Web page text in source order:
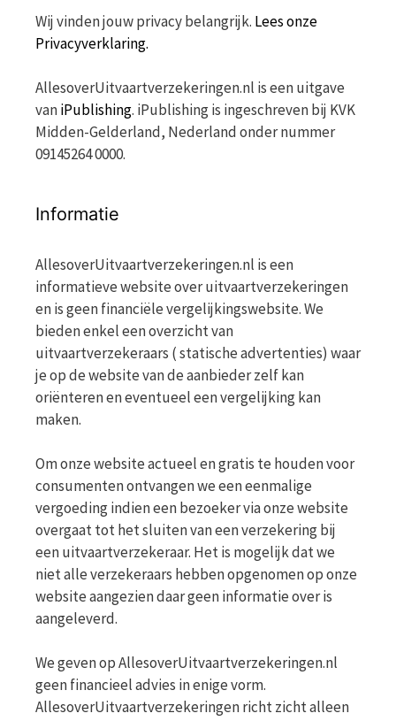
Wij vinden jouw privacy belangrijk. Lees onze
Privacyverklaring.
AllesoverUitvaartverzekeringen.nl is een uitgave
vaniPublishing. iPublishing is ingeschreven bij KVK
Midden-Gelderland, Nederland onder nummer
09145264 0000.
Informatie
AllesoverUitvaartverzekeringen.nl is een
informatieve website over uitvaartverzekeringen
en is geen financiële vergelijkingswebsite. We
bieden enkel een overzicht van
uitvaartverzekeraars ( statische advertenties) waar
je op de website van de aanbieder zelf kan
oriënteren en eventueel een vergelijking kan
maken.
Om onze website actueel en gratis te houden voor
consumenten ontvangen we een eenmalige
vergoeding indien een bezoeker via onze website
overgaat tot het sluiten van een verzekering bij
een uitvaartverzekeraar. Het is mogelijk dat we
niet alle verzekeraars hebben opgenomen op onze
website aangezien daar geen informatie over is
aangeleverd.
We geven op AllesoverUitvaartverzekeringen.nl
geen financieel advies in enige vorm.
AllesoverUitvaartverzekeringen richt zicht alleen